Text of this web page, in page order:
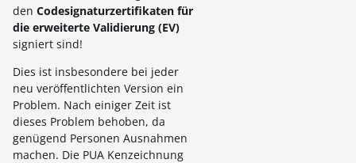
den Codesignaturzertifikaten für
die erweiterte Validierung (EV)
signiert sind!
Dies ist insbesondere bei jeder
neu veröffentlichten Version ein
Problem. Nach einiger Zeit ist
dieses Problem behoben, da
genügend Personen Ausnahmen
machen. Die PUA Kenzeichnung